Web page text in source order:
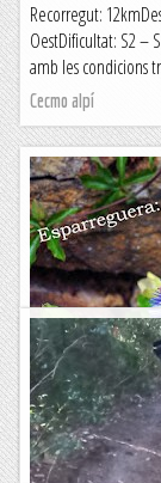
Recorregut:
OestDificultat: S2 –
amb les condicions
Cecmo alpí
Esparreguera:
Kimisades